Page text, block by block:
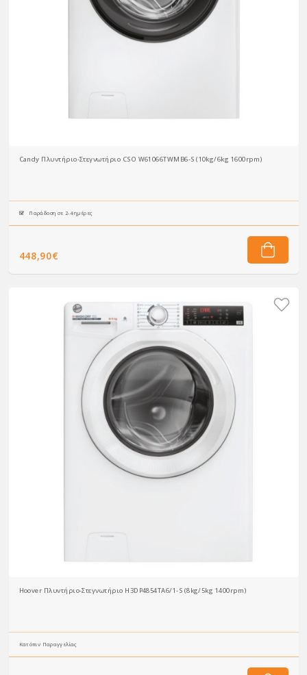
Candy Πλυντήριο-Στεγνωτήριο CSO W61066TWMB6-S (10kg/6kg 1600rpm)
Παράδοση σε 2-4 ημέρες
448,90€
Hoover Πλυντήριο-Στεγνωτήριο H3DP4854TA6/1-S (8kg/5kg 1400rpm)
Κατόπιν Παραγγελίας